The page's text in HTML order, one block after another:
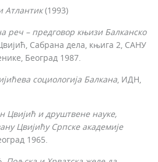
Атлантик(1993)
реч – предговор књизи Балканско
Сабрана дела, књига 2, САНУ
Београд 1987.
социологија Балкана, ИДН,
Цвијић и друштвене науке,
Цвијићу Српске академије
1965.